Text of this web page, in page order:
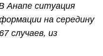
Анапе ситуация
на середину
случаев, из